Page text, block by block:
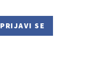
PRIJAVI SE